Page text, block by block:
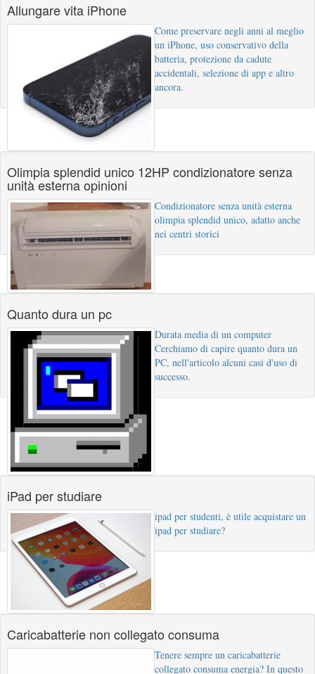
Allungare vita iPhone
Come preservare negli anni al meglio
un iPhone, uso conservativo della
batteria, protezione da cadute
accidentali, selezione di app e altro
ancora.
Olimpia splendid unico 12HP condizionatore senza
unità esterna opinioni
Condizionatore senza unità esterna
olimpia splendid unico, adatto anche
nei centri storici
Quanto dura un pc
Durata media di un computer
Cerchiamo di capire quanto dura un
PC, nell'articolo alcuni casi d'uso di
successo.
iPad per studiare
ipad per studenti, è utile acquistare un
ipad per studiare?
Caricabatterie non collegato consuma
Tenere sempre un caricabatterie
collegato consuma energia? In questo